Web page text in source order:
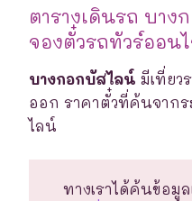
ตารางเดินรถ บาง
จองตั๋วรถทัวร์ออน
บางกอกบัสไลน์ มีเที่ยว
ออก ราคาตั๋วที่ค้นจาก
ไลน์
ทางเราได้ค้นข้อ